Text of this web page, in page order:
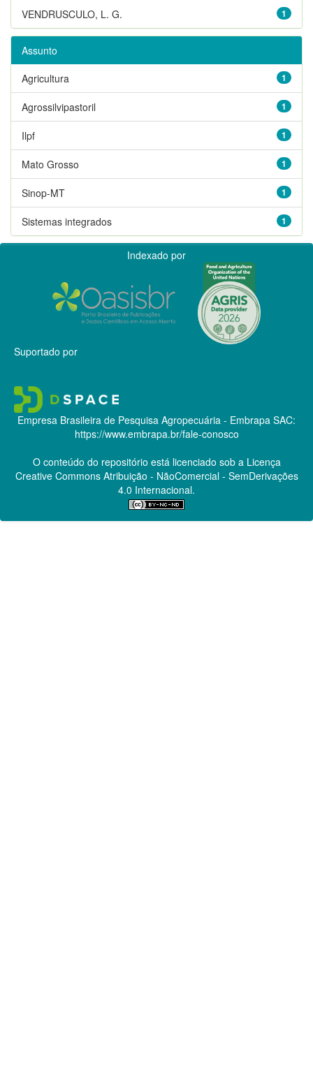
1
VENDRUSCULO, L. G.
Assunto
1
Agricultura
1
Agrossilvipastoril
1
Ilpf
1
Mato Grosso
1
Sinop-MT
1
Sistemas integrados
Indexado por
Suportado por
Empresa Brasileira de Pesquisa Agropecuária - Embrapa SAC:
https://www.embrapa.br/fale-conosco
O conteúdo do repositório está licenciado sob a Licença
Creative CommonsAtribuição - NãoComercial - SemDerivações
4.0 Internacional.